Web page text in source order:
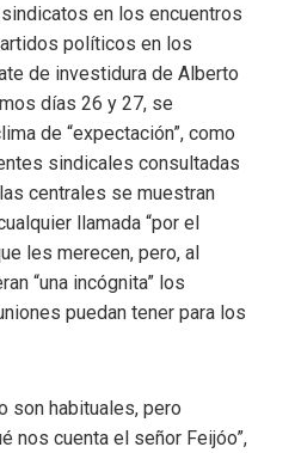
en los encuentros
políticos en los
de investidura de Alberto
días 26 y 27, se
de “expectación”, como
sindicales consultadas
centrales se muestran
llamada “por el
les merecen, pero, al
“una incógnita” los
puedan tener para los
son habituales, pero
nos cuenta el señor Feijóo”,